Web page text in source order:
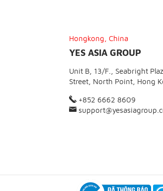
Hongkong, China
YES ASIA GROUP
Unit B, 13/F., Seabright
Street, North Point, Hong
+852 6662 8609